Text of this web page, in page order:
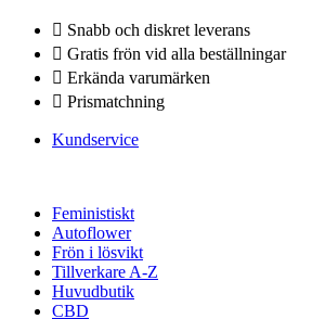
Snabb och diskret leverans
Gratis frön vid alla beställningar
Erkända varumärken
Prismatchning
Kundservice
Feministiskt
Autoflower
Frön i lösvikt
Tillverkare A-Z
Huvudbutik
CBD